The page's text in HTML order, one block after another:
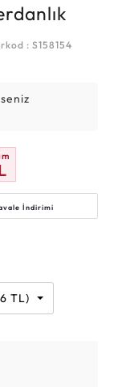
: S158154
İndirimi
TL)